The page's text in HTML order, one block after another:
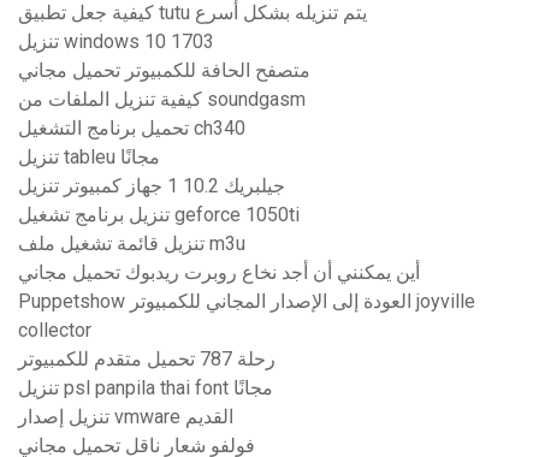
كيفية جعل تطبيق tutu يتم تنزيله بشكل أسرع
تنزيل windows 10 1703
متصفح الحافة للكمبيوتر تحميل مجاني
كيفية تنزيل الملفات من soundgasm
تحميل برنامج التشغيل ch340
تنزيل tableu مجانًا
جيلبريك 10.2 1 جهاز كمبيوتر تنزيل
تنزيل برنامج تشغيل geforce 1050ti
تنزيل قائمة تشغيل ملف m3u
أين يمكنني أن أجد نخاع روبرت ريدبوك تحميل مجاني
Puppetshow العودة إلى الإصدار المجاني للكمبيوتر joyville
collector
رحلة 787 تحميل متقدم للكمبيوتر
تنزيل psl panpila thai font مجانًا
تنزيل إصدار vmware القديم
فولفو شعار ناقل تحميل مجاني